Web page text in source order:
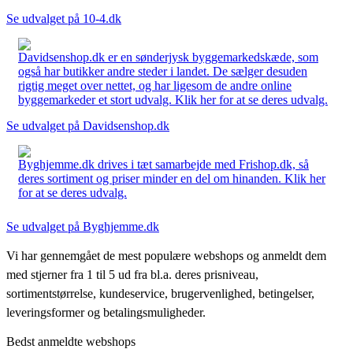
Se udvalget på 10-4.dk
Davidsenshop.dk er en sønderjysk byggemarkedskæde, som
også har butikker andre steder i landet. De sælger desuden
rigtig meget over nettet, og har ligesom de andre online
byggemarkeder et stort udvalg. Klik her for at se deres udvalg.
Se udvalget på Davidsenshop.dk
Byghjemme.dk drives i tæt samarbejde med Frishop.dk, så
deres sortiment og priser minder en del om hinanden. Klik her
for at se deres udvalg.
Se udvalget på Byghjemme.dk
Vi har gennemgået de mest populære webshops og anmeldt dem
med stjerner fra 1 til 5 ud fra bl.a. deres prisniveau,
sortimentstørrelse, kundeservice, brugervenlighed, betingelser,
leveringsformer og betalingsmuligheder.
Bedst anmeldte webshops